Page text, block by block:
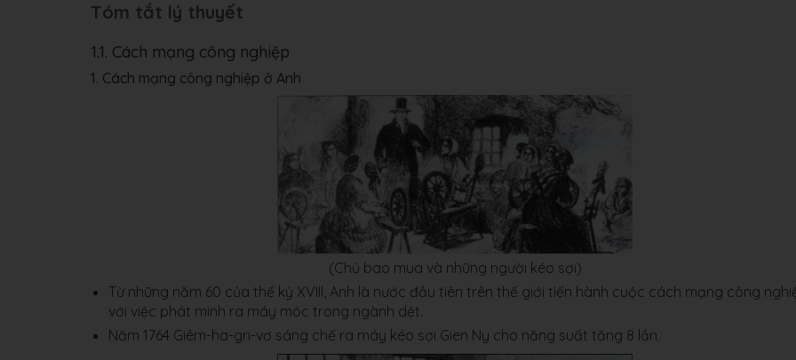
Tóm tắt lý thuyết
1.1. Cách mạng công nghiệp
1. Cách mạng công nghiệp ở Anh
(Chủ bao mua và những người kéo sợi)
Từ những năm 60 của thế kỷ XVIII, Anh là nước đầu tiên trên thế giới tiến hành cuộc cách mạng công
với việc phát minh ra máy móc trong ngành dệt.
Năm 1764 Giêm-ha-gri-vơ sáng chế ra máy kéo sợi Gien Ny cho năng suất tăng 8 lần.